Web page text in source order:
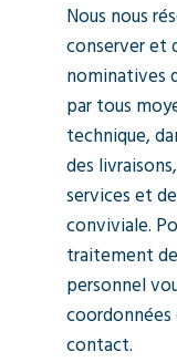
Nous nous
conserver et
nominatives
par tous
technique,
des
services et
conviviale.
traitement
personnel
contact.